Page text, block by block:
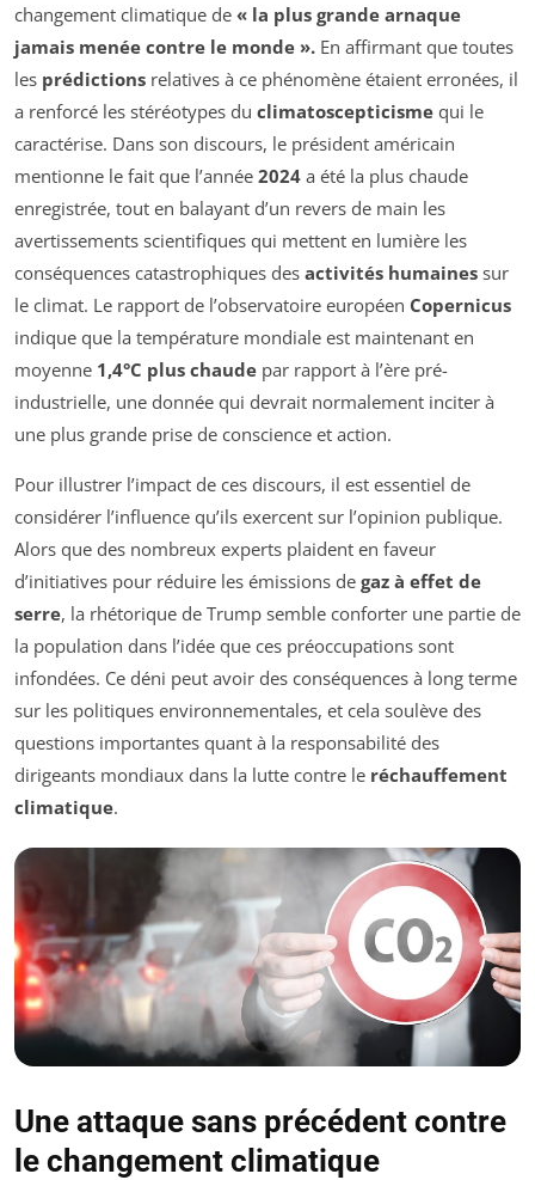
changement climatique de « la plus grande arnaque
jamais menée contre le monde ». En affirmant que toutes
les prédictions relatives à ce phénomène étaient erronées, il
a renforcé les stéréotypes du climatoscepticisme qui le
caractérise. Dans son discours, le président américain
mentionne le fait que l’année 2024 a été la plus chaude
enregistrée, tout en balayant d’un revers de main les
avertissements scientifiques qui mettent en lumière les
conséquences catastrophiques des activités humaines sur
le climat. Le rapport de l’observatoire européen Copernicus
indique que la température mondiale est maintenant en
moyenne 1,4°C plus chaude par rapport à l’ère pré-
industrielle, une donnée qui devrait normalement inciter à
une plus grande prise de conscience et action.
Pour illustrer l’impact de ces discours, il est essentiel de
considérer l’influence qu’ils exercent sur l’opinion publique.
Alors que des nombreux experts plaident en faveur
d’initiatives pour réduire les émissions de gaz à effet de
serre, la rhétorique de Trump semble conforter une partie de
la population dans l’idée que ces préoccupations sont
infondées. Ce déni peut avoir des conséquences à long terme
sur les politiques environnementales, et cela soulève des
questions importantes quant à la responsabilité des
dirigeants mondiaux dans la lutte contre le réchauffement
climatique.
Une attaque sans précédent contre
le changement climatique